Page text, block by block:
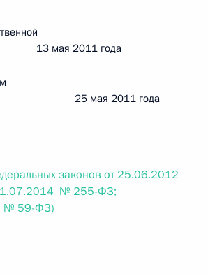
2011 года
25 мая 2011 года
законов от 25.06.2012
№ 255-ФЗ;
№ 59-ФЗ)